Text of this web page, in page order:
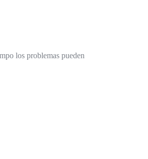
los problemas pueden